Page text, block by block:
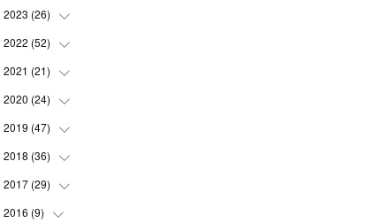
(1
(1
(2
(3
(1
(3
(1
(2
(2
(2
(1
(3
(2
(2
(1
(2
(5
(2
(1
(
2023 (26)
(1
(2
(4
(2
(3
(2
(
2022 (52)
(3
(2
(5
(4
(6
(
2021 (21)
(4
(3
(4
(2
(
)
2020 (24)
(1
(4
(4
(
)
2019 (47)
(3
(2
(
)
2018 (36)
(2
(
)
2017 (29)
(
)
2016 (9)